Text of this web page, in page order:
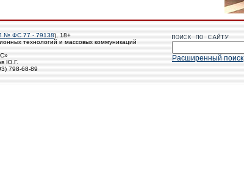
№ ФС 77 - 79138), 18+
технологий и массовых коммуникаций
Ю.Г.
798-68-89
Расширенный поиск